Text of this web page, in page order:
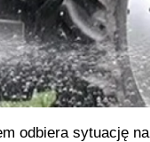
odbiera sytuację na